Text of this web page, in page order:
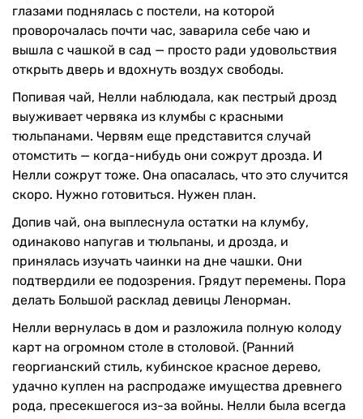
глазами поднялась с постели, на которой
проворочалась почти час, заварила себе чаю и
вышла с чашкой в сад — просто ради удовольствия
открыть дверь и вдохнуть воздух свободы.
Попивая чай, Нелли наблюдала, как пестрый дрозд
выуживает червяка из клумбы с красными
тюльпанами. Червям еще представится случай
отомстить — когда-нибудь они сожрут дрозда. И
Нелли сожрут тоже. Она опасалась, что это случится
скоро. Нужно готовиться. Нужен план.
Допив чай, она выплеснула остатки на клумбу,
одинаково напугав и тюльпаны, и дрозда, и
принялась изучать чаинки на дне чашки. Они
подтвердили ее подозрения. Грядут перемены. Пора
делать Большой расклад девицы Ленорман.
Нелли вернулась в дом и разложила полную колоду
карт на огромном столе в столовой. (Ранний
георгианский стиль, кубинское красное дерево,
удачно куплен на распродаже имущества древнего
рода, пресекшегося из-за войны. Нелли была всегда